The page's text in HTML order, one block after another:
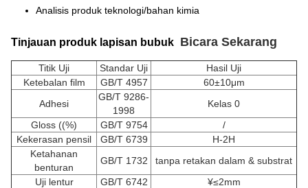
Analisis produk teknologi/bahan kimia
Tinjauan produk lapisan bubuk Bicara Sekarang
Titik Uji Standar Uji
Hasil Uji
Ketebalan film
GB/T 4957
60±10μm
Adhesi
GB/T 9286-
1998
Kelas 0
Gloss ((%)
GB/T 9754
/
Kekerasan pensil
GB/T 6739
H-2H
Ketahanan
benturan
GB/T 1732
tanpa retakan dalam & substrat
Uji lentur
GB/T 6742
¥≤2mm